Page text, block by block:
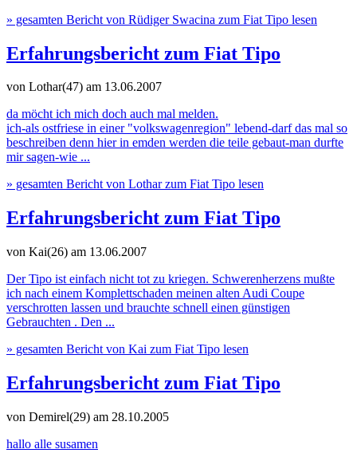
» gesamten Bericht von Rüdiger Swacina zum Fiat Tipo lesen
Erfahrungsbericht zum Fiat Tipo
von Lothar(47) am 13.06.2007
da möcht ich mich doch auch mal melden.
ich-als ostfriese in einer "volkswagenregion" lebend-darf das mal so
beschreiben denn hier in emden werden die teile gebaut-man durfte
mir sagen-wie ...
» gesamten Bericht von Lothar zum Fiat Tipo lesen
Erfahrungsbericht zum Fiat Tipo
von Kai(26) am 13.06.2007
Der Tipo ist einfach nicht tot zu kriegen. Schwerenherzens mußte
ich nach einem Komplettschaden meinen alten Audi Coupe
verschrotten lassen und brauchte schnell einen günstigen
Gebrauchten . Den ...
» gesamten Bericht von Kai zum Fiat Tipo lesen
Erfahrungsbericht zum Fiat Tipo
von Demirel(29) am 28.10.2005
hallo alle susamen